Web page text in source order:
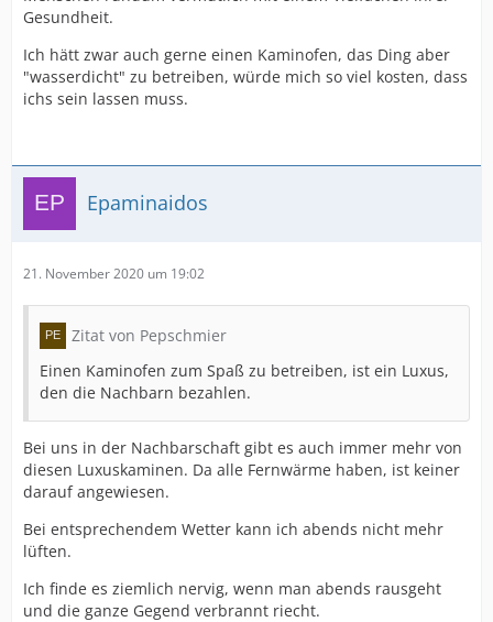
Gesundheit.
Ich hätt zwar auch gerne einen Kaminofen, das Ding aber
"wasserdicht" zu betreiben, würde mich so viel kosten, dass
ichs sein lassen muss.
Epaminaidos
21. November 2020 um 19:02
Zitat von Pepschmier
Einen Kaminofen zum Spaß zu betreiben, ist ein Luxus,
den die Nachbarn bezahlen.
Bei uns in der Nachbarschaft gibt es auch immer mehr von
diesen Luxuskaminen. Da alle Fernwärme haben, ist keiner
darauf angewiesen.
Bei entsprechendem Wetter kann ich abends nicht mehr
lüften.
Ich finde es ziemlich nervig, wenn man abends rausgeht
und die ganze Gegend verbrannt riecht.